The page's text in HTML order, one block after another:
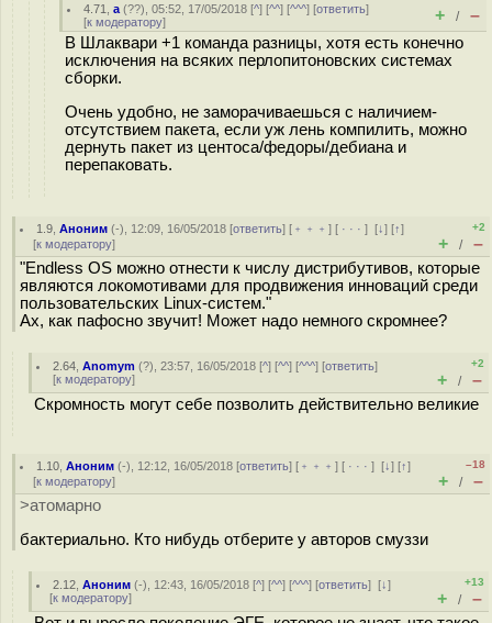
4.71 ,a (??), 05:52, 17/05/2018 [^] [^^] [^^^] [ответить]
[к модератору] + / –
В Шлаквари +1 команда разницы, хотя есть конечно
исключения на всяких перлопитоновских системах
сборки.
Очень удобно, не заморачиваешься с наличием-
отсутствием пакета, если уж лень компилить, можно
дернуть пакет из центоса/федоры/дебиана и
перепаковать.
1.9 ,Аноним (-), 12:09, 16/05/2018 [ответить] [ ﹢﹢﹢] [ · · ·][↓] [↑]
[к модератору]
+2
+ / –
"Endless OS можно отнести к числу дистрибутивов, которые
являются локомотивами для продвижения инноваций среди
пользовательских Linux-систем."
Ах, как пафосно звучит! Может надо немного скромнее?
2.64 ,Anomym (?), 23:57, 16/05/2018 [^] [^^] [^^^] [ответить]
[к модератору]
+2
+ / –
Скромность могут себе позволить действительно великие
1.10 ,Аноним (-), 12:12, 16/05/2018 [ответить] [ ﹢﹢﹢] [ · · ·][↓] [↑]
[к модератору]
–18
+ / –
>атомарно
бактериально. Кто нибудь отберите у авторов смуззи
2.12 ,Аноним (-), 12:43, 16/05/2018 [^] [^^] [^^^] [ответить][↓]
[к модератору]
+13
+ / –